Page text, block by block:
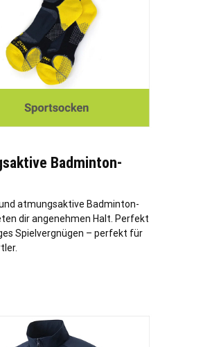
Badminton-
atmungsaktive Badminton-
dir angenehmen Halt. Perfekt
Spielvergnügen – perfekt für